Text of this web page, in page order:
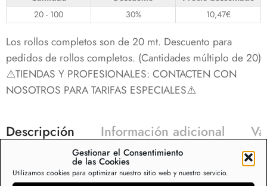
Gestionar el Consentimiento
de las Cookies
Utilizamos cookies para optimizar nuestro sitio web y nuestro servicio.
20 - 100
30% 10,47€
Los rollos completos son de 20 mt. Descuento para
pedidos de rollos completos. (Cantidades múltiplo de 20)
⚠️TIENDAS Y PROFESIONALES: CONTACTEN CON
NOSOTROS PARA TARIFAS ESPECIALES⚠️
Descripción Información adicional
Muletón protector para mesa, calidad espuma relieve